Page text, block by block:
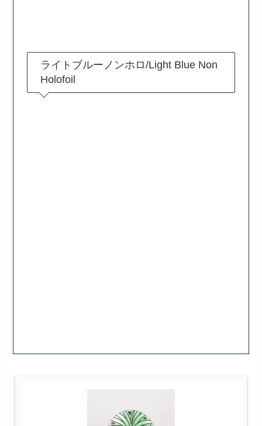
ライトブルーノンホロ/Light Blue Non
Holofoil